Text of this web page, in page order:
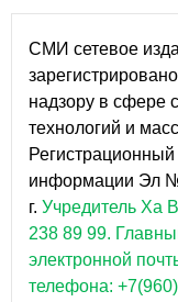
СМИ сетевое
надзору в сфере
технологий и
информации Эл
г. Учредитель Ха
238 89 99.
электронной
телефона: